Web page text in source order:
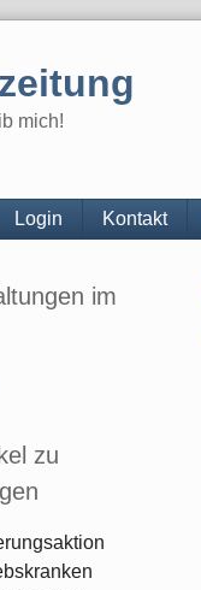
mich!
Login Kontakt
im
zu